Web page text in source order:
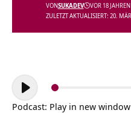
ZULETZT AKTUALISIERT: 20.
VONSUKADEV VOR 18 JAHREN
Audio-
Player
Podcast: Play in new window